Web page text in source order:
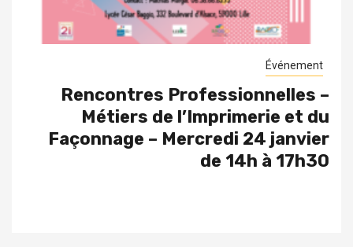
Événement
Rencontres Professionnelles –
Métiers de l’Imprimerie et du
Façonnage – Mercredi 24 janvier
de 14h à 17h30